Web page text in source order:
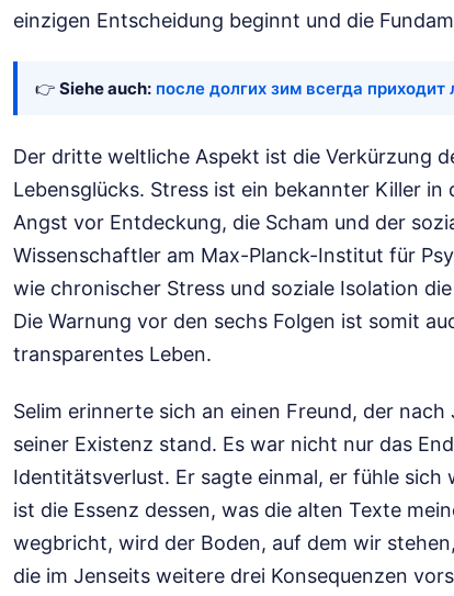
einzigen Entscheidung beginnt und die
👉 Siehe auch: после долгих зим всегда приходит
Der dritte weltliche Aspekt ist die Verkürzung
Lebensglücks. Stress ist ein bekannter Killer
Angst vor Entdeckung, die Scham und der
Wissenschaftler am Max-Planck-Institut für
wie chronischer Stress und soziale Isolation
Die Warnung vor den sechs Folgen ist somit
transparentes Leben.
Selim erinnerte sich an einen Freund, der
seiner Existenz stand. Es war nicht nur das
Identitätsverlust. Er sagte einmal, er fühle sich
ist die Essenz dessen, was die alten Texte
wegbricht, wird der Boden, auf dem wir
die im Jenseits weitere drei Konsequenzen